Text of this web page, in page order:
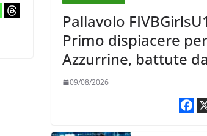
Pallavolo
Primo dispiacere
Azzurrine, battute
Korea 3-1
09/08/2026